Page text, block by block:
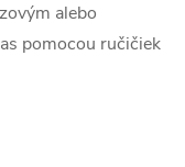
alebo
pomocou ručičiek